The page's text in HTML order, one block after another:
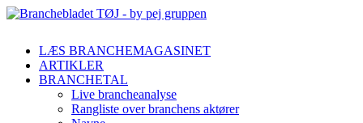
LÆS BRANCHEMAGASINET
ARTIKLER
BRANCHETAL
Live brancheanalyse
Rangliste over branchens aktører